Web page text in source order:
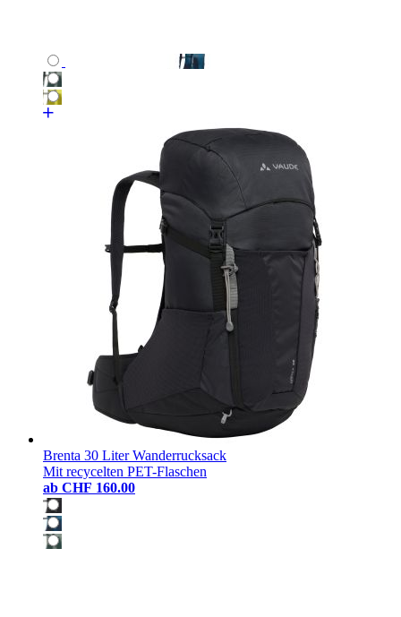
Brenta 30 Liter Wanderrucksack
Mit recycelten PET-Flaschen
ab CHF 160.00